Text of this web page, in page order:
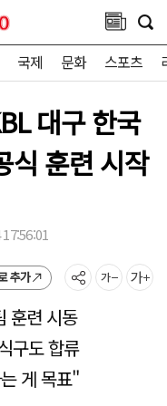
국제 문화 스포츠
대구 한국
식 훈련 시작
추가
훈련 시동
구도 합류
게 목표"